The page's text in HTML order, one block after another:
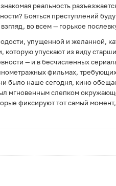
реальность
Бояться преступлений
во всем — горькое
упущенной и желанной,
которую упускают из виду
— и в бесчисленных
фильмах,
было наше сегодня, кино
мгновенным слепком
фиксируют тот самый